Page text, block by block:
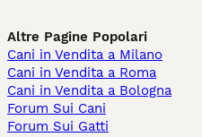
Altre Pagine Popolari
Cani in Vendita a Milano
Cani in Vendita a Roma
Cani in Vendita a Bologna
Forum Sui Cani
Forum Sui Gatti